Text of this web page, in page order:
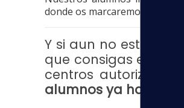
donde os marcaremos las
Y si aun no estás
que consigas el
centros
alumnos ya han